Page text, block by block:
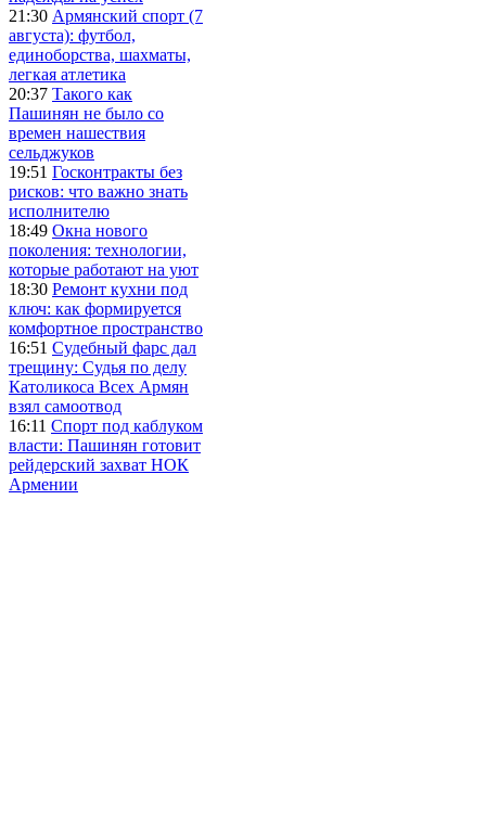
21:30 Армянский спорт (7
августа): футбол,
единоборства, шахматы,
легкая атлетика
20:37 Такого как
Пашинян не было со
времен нашествия
сельджуков
19:51 Госконтракты без
рисков: что важно знать
исполнителю
18:49 Окна нового
поколения: технологии,
которые работают на уют
18:30 Ремонт кухни под
ключ: как формируется
комфортное пространство
16:51 Судебный фарс дал
трещину: Судья по делу
Католикоса Всех Армян
взял самоотвод
16:11 Спорт под каблуком
власти: Пашинян готовит
рейдерский захват НОК
Армении